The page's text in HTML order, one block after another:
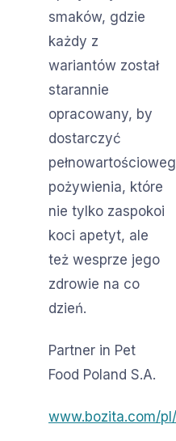
smaków, gdzie
każdy z
wariantów został
starannie
opracowany, by
dostarczyć
pożywienia, które
nie tylko zaspokoi
koci apetyt, ale
też wesprze jego
zdrowie na co
dzień.
Partner in Pet
Food Poland S.A.
www.bozita.com/pl/